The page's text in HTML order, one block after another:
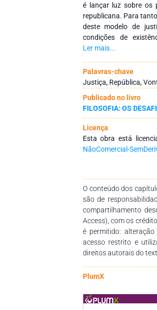
é lançar luz sobre os
republicana. Para
deste modelo de
condições de
secundárias propiciou
a vontade geral é
próprio mal.
vontade geral. As leis
cada um dos cidadãos
Da igualdade dos
com a força de todo o
a obediência às leis
política, o filósofo de
assim aos
considerados
ordem política, por
viver em paz entre
Ler mais...
Palavras-chave
Justiça, República,
Publicado no livro
FILOSOFIA: OS
Licença
Esta obra está
NãoComercial-
O conteúdo dos
são de
compartilhamento
Access), com os
é permitido:
acesso restrito e
direitos autorais do
PlumX